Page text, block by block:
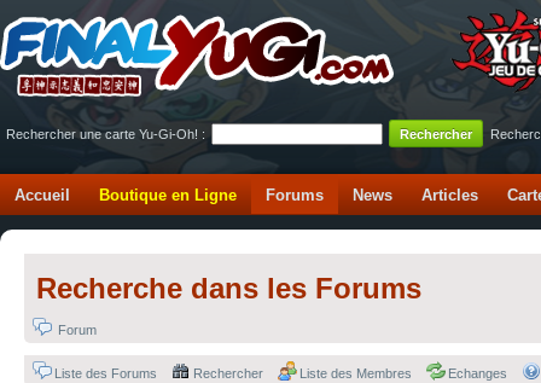
Rechercher une carte Yu-Gi-Oh! :
Accueil Boutique en Ligne Forums News Articles
Recherche dans les Forums
Forum
Liste des Forums Rechercher Liste des Membres Echanges